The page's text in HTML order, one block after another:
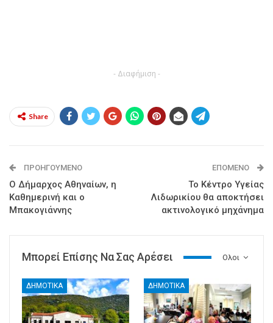
- Διαφήμιση -
Share
ΠΡΟΗΓΟΎΜΕΝΟ
Ο Δήμαρχος Αθηναίων, η
Καθημερινή και ο
Μπακογιάννης
ΕΠΌΜΕΝΟ
Το Κέντρο Υγείας
Λιδωρικίου θα αποκτήσει
ακτινολογικό μηχάνημα
Ολοι
Μπορεί Επίσης Να Σας Αρέσει
ΔΗΜΟΤΙΚΑ ΔΗΜΟΤΙΚΑ